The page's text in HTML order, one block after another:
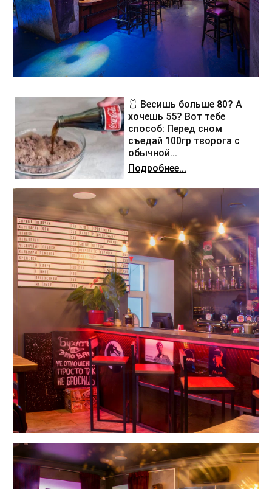
🩱 Весишь больше 80? А
хочешь 55? Вот тебе
способ: Перед сном
съедай 100гр творога с
обычной...
Подробнее...